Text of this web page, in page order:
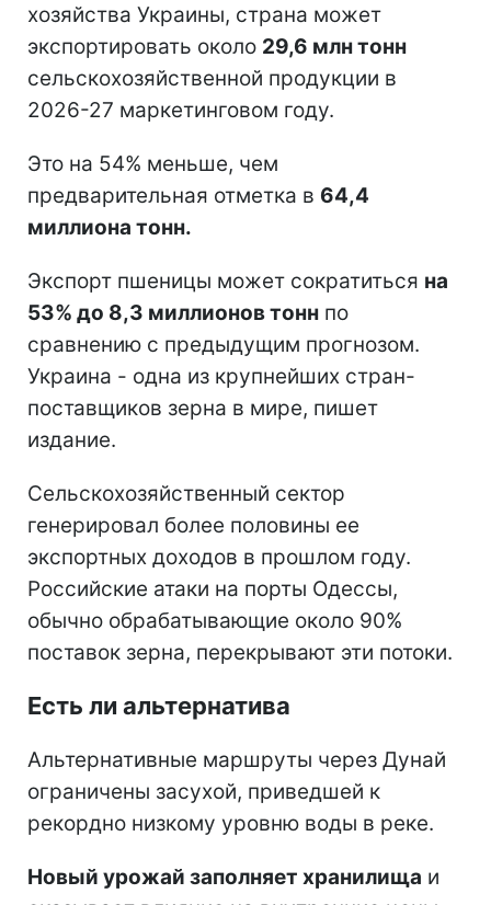
хозяйства Украины, страна может
экспортировать около 29,6 млн тонн
сельскохозяйственной продукции в
2026-27 маркетинговом году.
Это на 54% меньше, чем
предварительная отметка в 64,4
миллиона тонн.
Экспорт пшеницы может сократиться на
53% до 8,3 миллионов тонн по
сравнению с предыдущим прогнозом.
Украина - одна из крупнейших стран-
поставщиков зерна в мире, пишет
издание.
Сельскохозяйственный сектор
генерировал более половины ее
экспортных доходов в прошлом году.
Российские атаки на порты Одессы,
обычно обрабатывающие около 90%
поставок зерна, перекрывают эти потоки.
Есть ли альтернатива
Альтернативные маршруты через Дунай
ограничены засухой, приведшей к
рекордно низкому уровню воды в реке.
Новый урожай заполняет хранилища и